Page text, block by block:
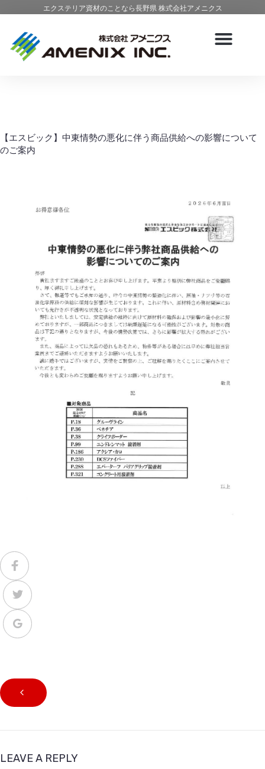
エクステリア資材のことなら長野県 株式会社アメニクス
【エスビック】中東情勢の悪化に伴う商品供給への影響について
のご案内
LEAVE A REPLY